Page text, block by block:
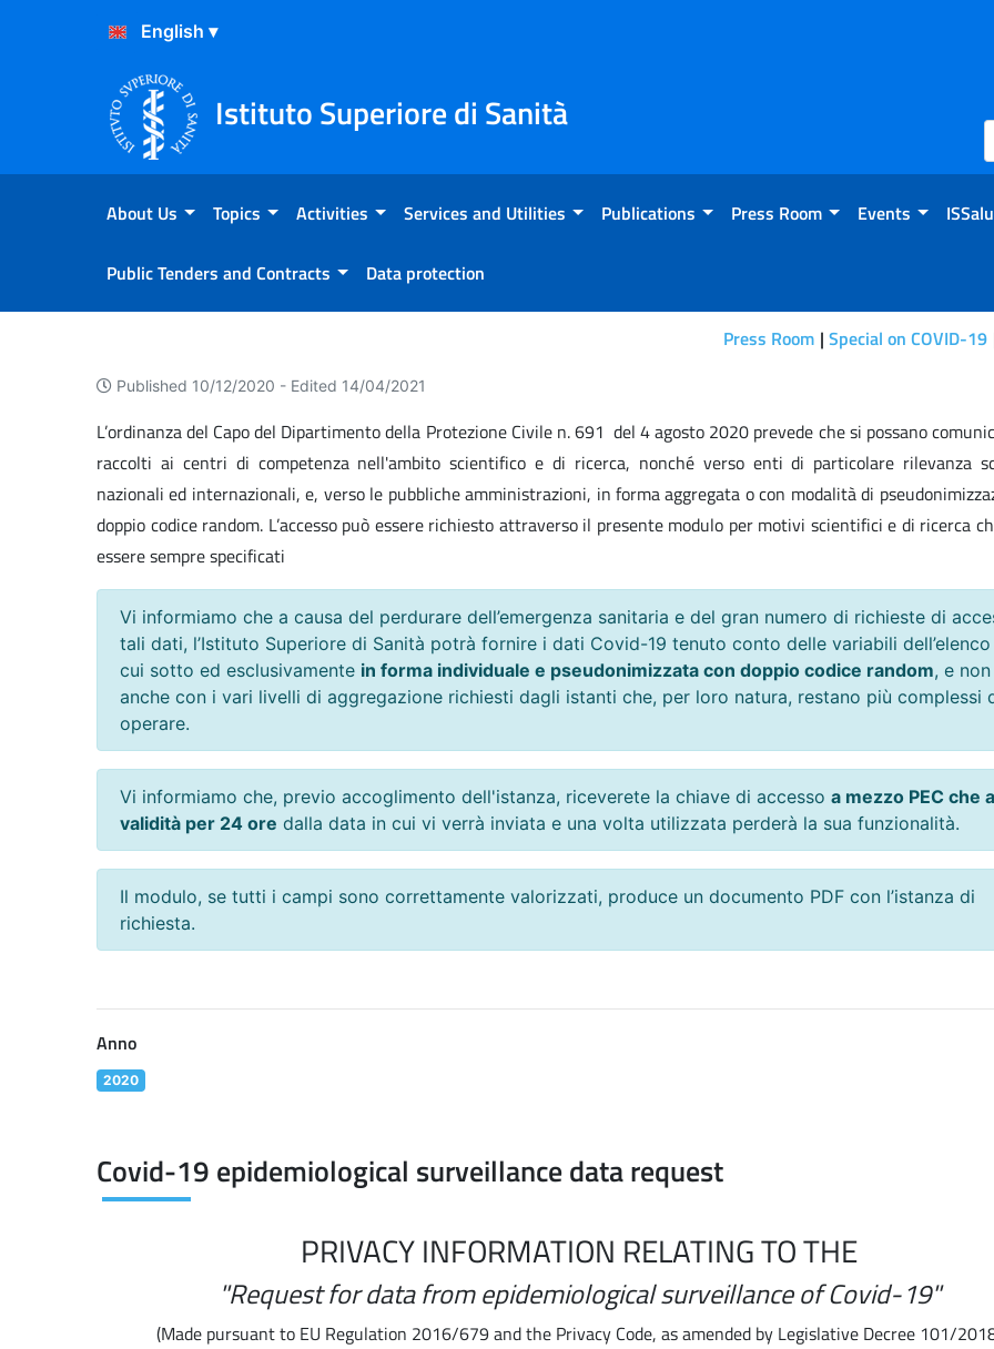
Skip to Content
Skip to Footer
Istituto Superiore di Sanità
About Us Topics Activities Services and Utilities Publications Press Room Events
Public Tenders and Contracts Data protection
Press Room Special on COVID-19
Richiesta Dati Covid19
Published 10/12/2020 - Edited 14/04/2021
L’ordinanza del Capo del Dipartimento della Protezione Civile n. 691 del 4 agosto 2020 prevede che si possano
raccolti ai centri di competenza nell'ambito scientifico e di ricerca, nonché verso enti di particolare rilevanza
nazionali ed internazionali, e, verso le pubbliche amministrazioni, in forma aggregata o con modalità di
doppio codice random. L’accesso può essere richiesto attraverso il presente modulo per motivi scientifici e di ricerca
essere sempre specificati
Vi informiamo che a causa del perdurare dell’emergenza sanitaria e del gran numero di richieste di
tali dati, l’Istituto Superiore di Sanità potrà fornire i dati Covid-19 tenuto conto delle variabili
cui sotto ed esclusivamente in forma individuale e pseudonimizzata con doppio codice random, e non
anche con i vari livelli di aggregazione richiesti dagli istanti che, per loro natura, restano più complessi
operare.
Vi informiamo che, previo accoglimento dell'istanza, riceverete la chiave di accesso a mezzo PEC che
validità per 24 ore dalla data in cui vi verrà inviata e una volta utilizzata perderà la sua funzionalità.
Il modulo, se tutti i campi sono correttamente valorizzati, produce un documento PDF con l’istanza di
richiesta.
Anno
2020
Covid-19 epidemiological surveillance data request
PRIVACY INFORMATION RELATING TO THE
"Request for data from epidemiological surveillance of Covid-19"
(Made pursuant to EU Regulation 2016/679 and the Privacy Code, as amended by Legislative Decree 101/